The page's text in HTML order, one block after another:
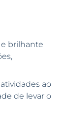
brilhante
ao
de levar o